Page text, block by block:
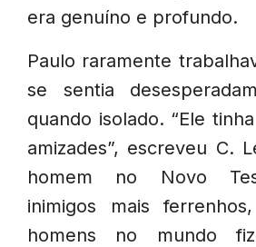
era genuíno e profundo.
Paulo raramente
se sentia
quando isolado. “Ele
amizades”, escreveu C.
homem no Novo
inimigos mais
homens no mundo